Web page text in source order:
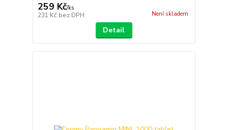
259 Kč/ks
231 Kč bez DPH Není skladem
Detail